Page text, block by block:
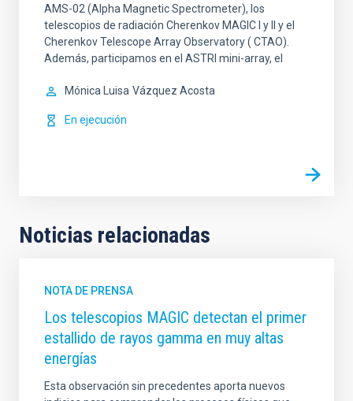
AMS-02 (Alpha Magnetic Spectrometer), los
telescopios de radiación Cherenkov MAGIC I y II y el
Cherenkov Telescope Array Observatory ( CTAO).
Además, participamos en el ASTRI mini-array, el
Mónica Luisa Vázquez Acosta
En ejecución
Noticias relacionadas
NOTA DE PRENSA
Los telescopios MAGIC detectan el primer
estallido de rayos gamma en muy altas
energías
Esta observación sin precedentes aporta nuevos